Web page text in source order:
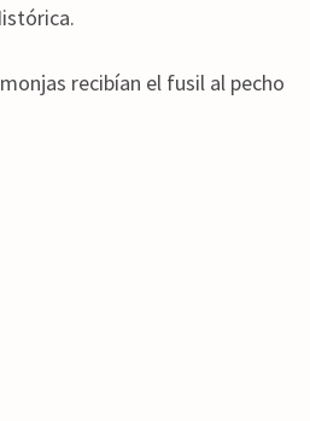
recibían el fusil al pecho